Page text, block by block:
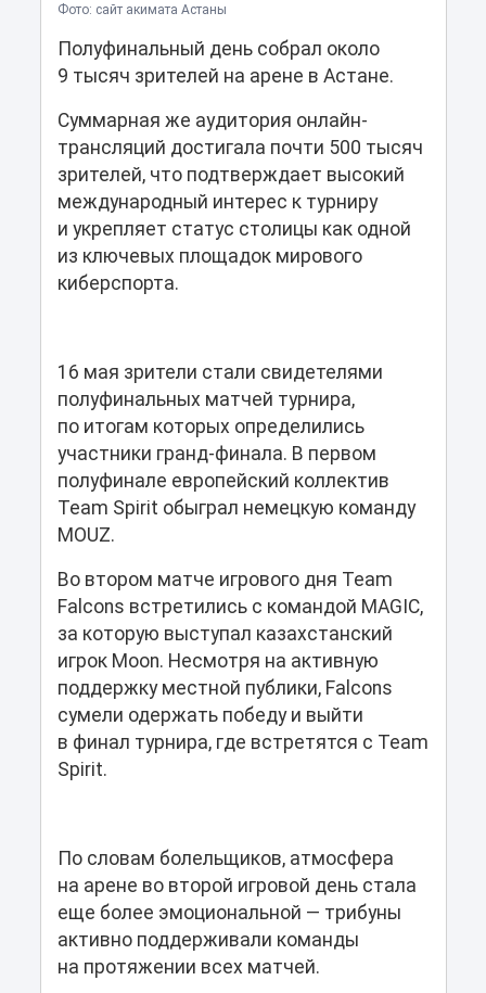
Фото: сайт акимата Астаны
Полуфинальный день собрал около
9 тысяч зрителей на арене в Астане.
Суммарная же аудитория онлайн-
трансляций достигала почти 500 тысяч
зрителей, что подтверждает высокий
международный интерес к турниру
и укрепляет статус столицы как одной
из ключевых площадок мирового
киберспорта.
16 мая зрители стали свидетелями
полуфинальных матчей турнира,
по итогам которых определились
участники гранд-финала. В первом
полуфинале европейский коллектив
Team Spirit обыграл немецкую команду
MOUZ.
Во втором матче игрового дня Team
Falcons встретились с командой MAGIC,
за которую выступал казахстанский
игрок Moon. Несмотря на активную
поддержку местной публики, Falcons
сумели одержать победу и выйти
в финал турнира, где встретятся с Team
Spirit.
По словам болельщиков, атмосфера
на арене во второй игровой день стала
еще более эмоциональной — трибуны
активно поддерживали команды
на протяжении всех матчей.